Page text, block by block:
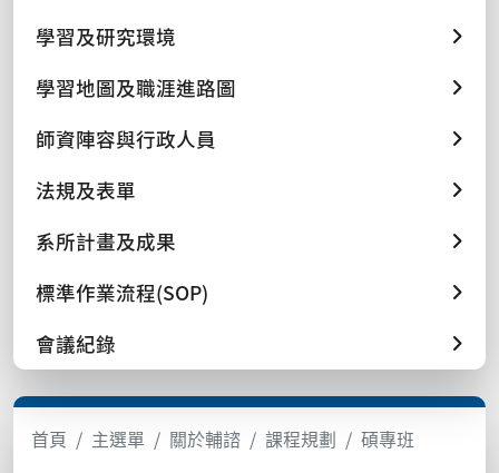
學習及研究環境
學習地圖及職涯進路圖
師資陣容與行政人員
法規及表單
系所計畫及成果
標準作業流程(SOP)
會議紀錄
首頁 主選單 關於輔諮 課程規劃 碩專班